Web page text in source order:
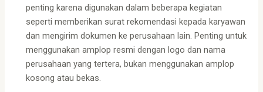
penting karena digunakan dalam beberapa kegiatan
seperti memberikan surat rekomendasi kepada karyawan
dan mengirim dokumen ke perusahaan lain. Penting untuk
menggunakan amplop resmi dengan logo dan nama
perusahaan yang tertera, bukan menggunakan amplop
kosong atau bekas.